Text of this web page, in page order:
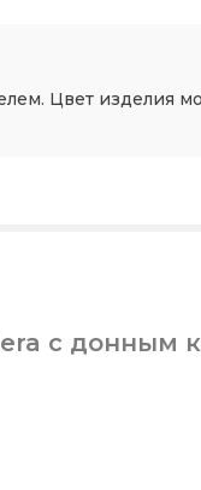
Цвет изделия
с донным